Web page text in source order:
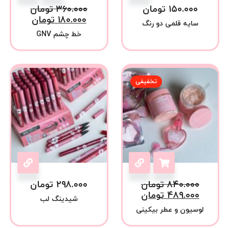
۱۵۰.۰۰۰ تومان
سایه قلمی دو رنگ
۳۶۰.۰۰۰ تومان
۱۸۰.۰۰۰ تومان
خط چشم GNV
تخفیفی
۸۴۰.۰۰۰ تومان
۴۸۹.۰۰۰ تومان
لوسیون و عطر بیکینی
۲۹۸.۰۰۰ تومان
شیدینگ لب